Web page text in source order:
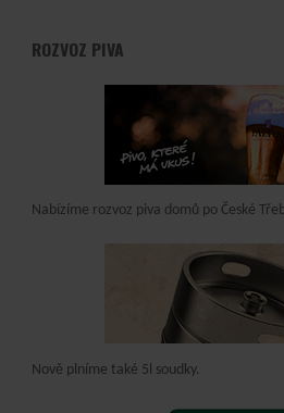
ROZVOZ PIVA
Nabízíme rozvoz piva domů po České
Nově plníme také 5l soudky.